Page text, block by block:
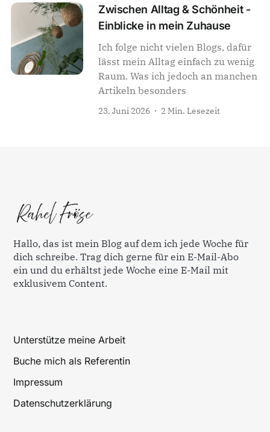
Zwischen Alltag & Schönheit -
Einblicke in mein Zuhause
Ich folge nicht vielen Blogs, dafür
lässt mein Alltag einfach zu wenig
Raum. Was ich jedoch an manchen
Artikeln besonders
23. Juni 2026 2 Min. Lesezeit
Hallo, das ist mein Blog auf dem ich jede Woche für
dich schreibe. Trag dich gerne für ein E-Mail-Abo
ein und du erhältst jede Woche eine E-Mail mit
exklusivem Content.
Unterstütze meine Arbeit
Buche mich als Referentin
Impressum
Datenschutzerklärung